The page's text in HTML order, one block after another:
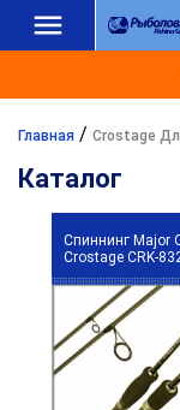
Главная / Crostage
Каталог
Спиннинг Major
Crostage CRK-